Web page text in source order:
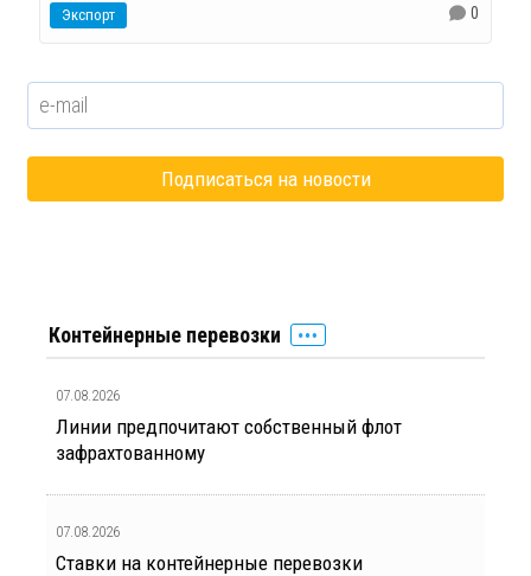
Экспорт 0
Контейнерные перевозки
07.08.2026
Линии предпочитают собственный флот
зафрахтованному
07.08.2026
Ставки на контейнерные перевозки